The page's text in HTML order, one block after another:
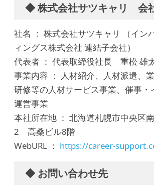
◆ 株式会社サツキャリ 会
社名 ： 株式会社サツキャリ （イン
ィングス株式会社 連結子会社）
代表者 ： 代表取締役社長 重松 雄
事業内容 ： 人材紹介、人材派遣、
研修等の人材サービス事業、催事・
運営事業
本社所在地 ： 北海道札幌市中央区
2 高桑ビル8階
WebURL ： https://career-
◆ お問い合わせ先